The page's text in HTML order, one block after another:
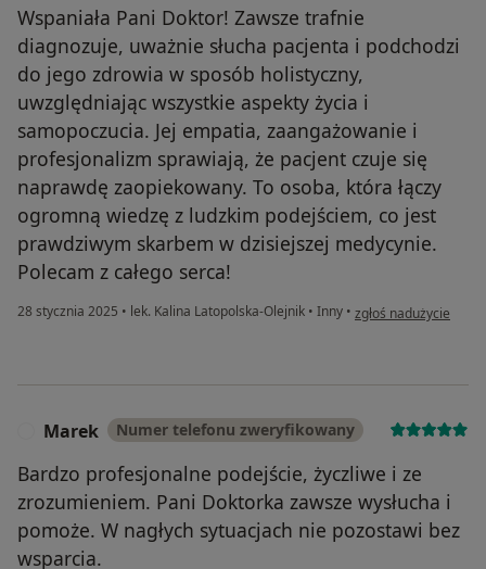
Wspaniała Pani Doktor! Zawsze trafnie
diagnozuje, uważnie słucha pacjenta i podchodzi
do jego zdrowia w sposób holistyczny,
uwzględniając wszystkie aspekty życia i
samopoczucia. Jej empatia, zaangażowanie i
profesjonalizm sprawiają, że pacjent czuje się
naprawdę zaopiekowany. To osoba, która łączy
ogromną wiedzę z ludzkim podejściem, co jest
prawdziwym skarbem w dzisiejszej medycynie.
Polecam z całego serca!
28 stycznia 2025 • lek. Kalina Latopolska-Olejnik • Inny • w opinii użytkownika
zgłoś nadużycie
Marek Numer telefonu zweryfikowany
Bardzo profesjonalne podejście, życzliwe i ze
zrozumieniem. Pani Doktorka zawsze wysłucha i
pomoże. W nagłych sytuacjach nie pozostawi bez
wsparcia.